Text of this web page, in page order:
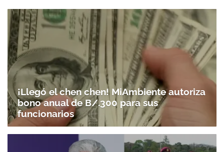
¡Llegó el chen chen! MiAmbiente autoriza
bono anual de B/.300 para sus
funcionarios